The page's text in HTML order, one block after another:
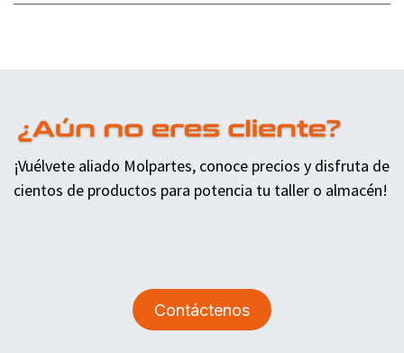
¡Vuélvete aliado Molpartes, conoce precios y disfruta de
cientos de productos para potencia tu taller o almacén!
Contáctenos